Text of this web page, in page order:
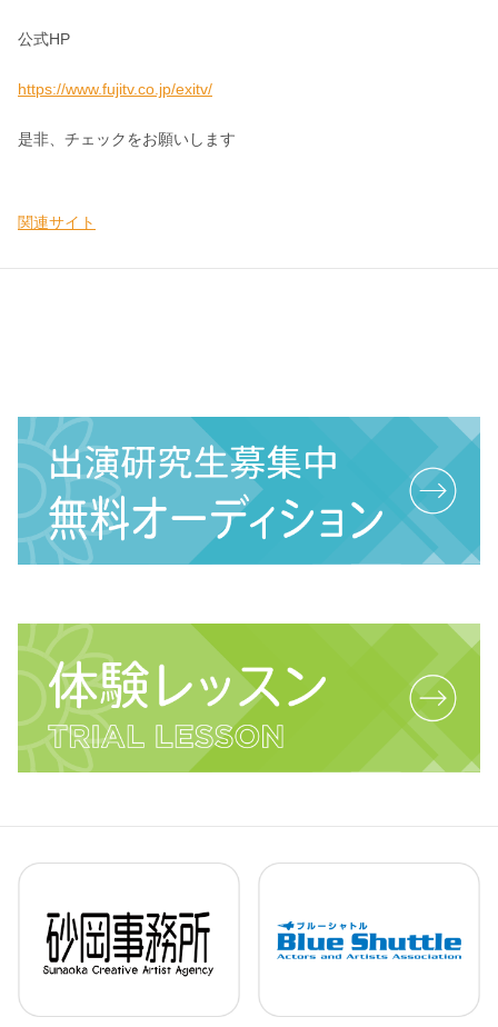
公式HP
https://www.fujitv.co.jp/exitv/
是非、チェックをお願いします
関連サイト